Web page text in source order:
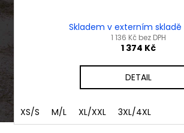
Skladem v externím skladě
1 136 Kč bez DPH
1 374 Kč
DETAIL
XS/S M/L XL/XXL 3XL/4XL